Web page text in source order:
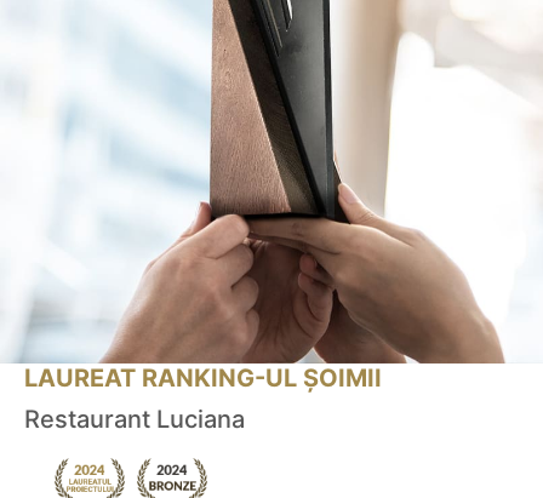
LAUREAT RANKING-UL ȘOIMII
Restaurant Luciana